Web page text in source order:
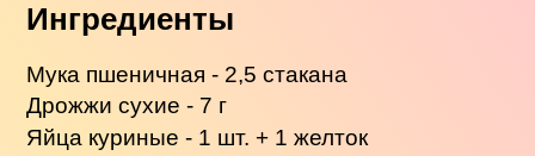
Ингредиенты
Мука пшеничная - 2,5 стакана
Дрожжи сухие - 7 г
Яйца куриные - 1 шт. + 1 желток